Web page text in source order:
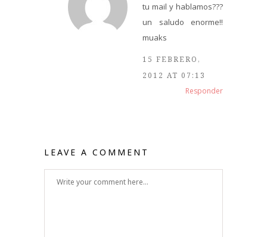
tu mail y hablamos???
un saludo enorme!!
muaks
15 FEBRERO,
2012 AT 07:13
Responder
LEAVE A COMMENT